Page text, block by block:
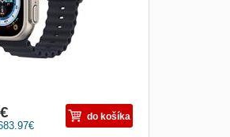
€
€ do košíka